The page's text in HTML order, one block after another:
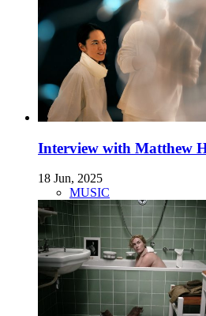
Interview with Matthew
18 Jun, 2025
MUSIC